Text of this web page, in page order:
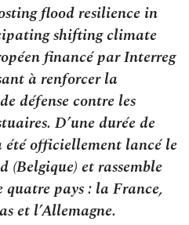
flood resilience in
shifting climate
financé par Interreg
à renforcer la
défense contre les
D’une durée de
officiellement lancé le
et rassemble
quatre pays : la France,
et l’Allemagne.